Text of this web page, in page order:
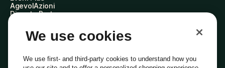
AgevolAzioni
Diventa Partner
Everli Shoppers
About Us
Everli News
Domande frequenti
We use cookies
We use first- and third-party cookies to understand how you